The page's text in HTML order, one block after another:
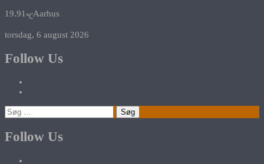
19.91 ℃Aarhus
torsdag, 6 august 2026
Follow Us
Søg
efter:
Follow Us